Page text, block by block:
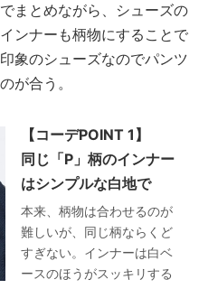
まとめながら、シューズの
ンナーも柄物にすることで
象のシューズなのでパンツ
が合う。
【コーデPOINT 1】
同じ「P」柄のインナー
はシンプルな白地で
本来、柄物は合わせるのが
難しいが、同じ柄ならくど
すぎない。インナーは白ベ
ースのほうがスッキリする